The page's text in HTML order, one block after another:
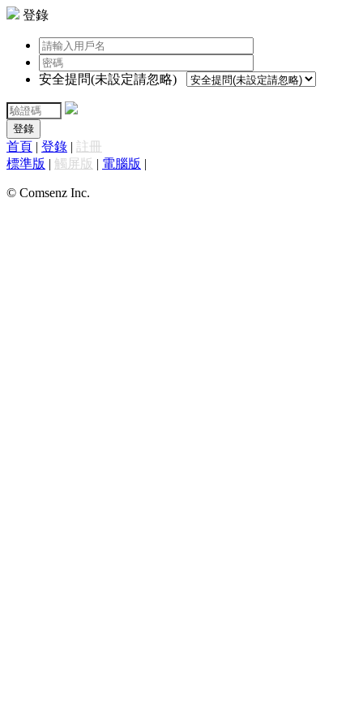
登錄
安全提問(未設定請忽略)
登錄
首頁 | 登錄 | 註冊
標準版 | 觸屏版 | 電腦版 |
© Comsenz Inc.